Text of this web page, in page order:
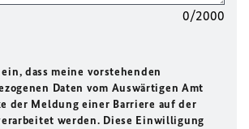
0/2000
dass meine vorstehenden
Daten vom Auswärtigen Amt
der Meldung einer Barriere auf der
werden. Diese Einwilligung